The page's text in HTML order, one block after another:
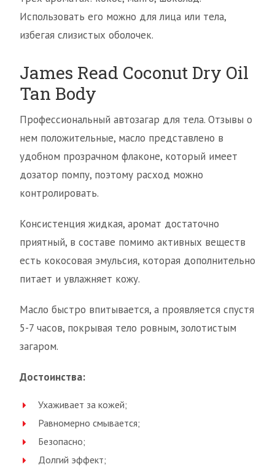
Использовать его можно для лица или тела,
избегая слизистых оболочек.
James Read Coconut Dry Oil
Tan Body
Профессиональный автозагар для тела. Отзывы о
нем положительные, масло представлено в
удобном прозрачном флаконе, который имеет
дозатор помпу, поэтому расход можно
контролировать.
Консистенция жидкая, аромат достаточно
приятный, в составе помимо активных веществ
есть кокосовая эмульсия, которая дополнительно
питает и увлажняет кожу.
Масло быстро впитывается, а проявляется спустя
5-7 часов, покрывая тело ровным, золотистым
загаром.
Достоинства:
Ухаживает за кожей;
Равномерно смывается;
Безопасно;
Долгий эффект;